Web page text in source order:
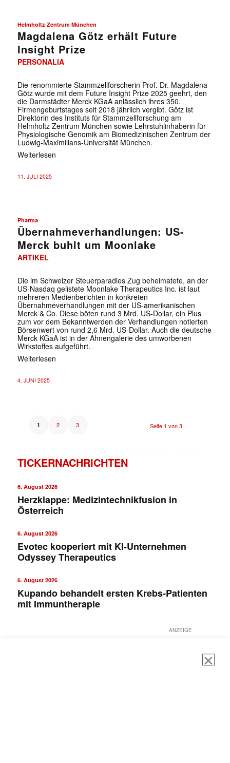
Helmholtz Zentrum München
Magdalena Götz erhält Future
Insight Prize
PERSONALIA
Die renommierte Stammzellforscherin Prof. Dr. Magdalena
Götz wurde mit dem Future Insight Prize 2025 geehrt, den
die Darmstädter Merck KGaA anlässlich ihres 350.
Firmengeburtstages seit 2018 jährlich vergibt. Götz ist
Direktorin des Instituts für Stammzellforschung am
Helmholtz Zentrum München sowie Lehrstuhlinhaberin für
Physiologische Genomik am Biomedizinischen Zentrum der
Ludwig-Maximilians-Universität München.
Weiterlesen
11. JULI 2025
Pharma
Übernahmeverhandlungen: US-
Merck buhlt um Moonlake
ARTIKEL
Die im Schweizer Steuerparadies Zug beheimatete, an der
US-Nasdaq gelistete Moonlake Therapeutics Inc. ist laut
mehreren Medienberichten in konkreten
Übernahmeverhandlungen mit der US-amerikanischen
Merck & Co. Diese böten rund 3 Mrd. US-Dollar, ein Plus
zum vor dem Bekanntwerden der Verhandlungen notierten
Börsenwert von rund 2,6 Mrd. US-Dollar. Auch die deutsche
Merck KGaA ist in der Ahnengalerie des umworbenen
Wirkstoffes aufgeführt.
Weiterlesen
4. JUNI 2025
Seite 1 von 3
1 2 3
TICKERNACHRICHTEN
6. August 2026
Herzklappe: Medizintechnikfusion in
Österreich
6. August 2026
Evotec kooperiert mit KI-Unternehmen
Odyssey Therapeutics
6. August 2026
Kupando behandelt ersten Krebs-Patienten
mit Immuntherapie
ANZEIGE